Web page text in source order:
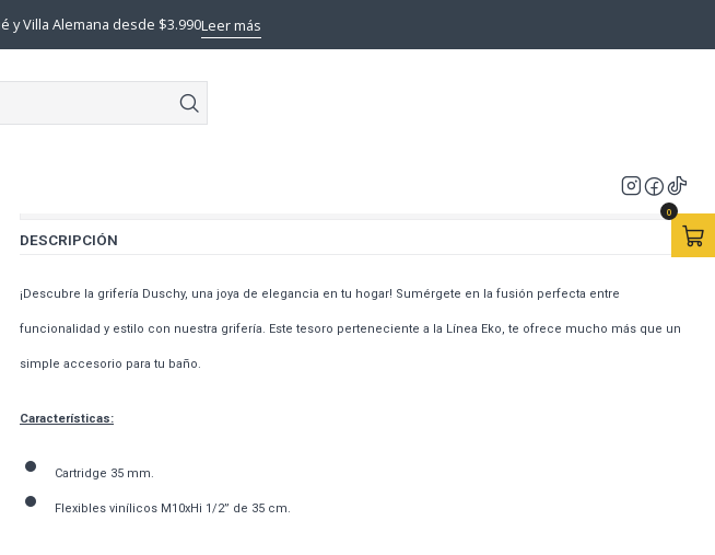
0
y Villa Alemana desde $3.990Leer más
LLAVE MONOMANDO EKO DUSCHY
LLAVE MONOMANDO EKO DUSCHY
DESCRIPCIÓN
¡Descubre la grifería Duschy, una joya de elegancia en tu hogar! Sumérgete en la fusión perfecta entre
funcionalidad y estilo con nuestra grifería. Este tesoro perteneciente a la Línea Eko, te ofrece mucho más que un
simple accesorio para tu baño.
Características:
Cartridge 35 mm.
Flexibles vinílicos M10xHi 1/2” de 35 cm.